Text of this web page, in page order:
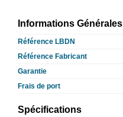
Informations Générales
Référence LBDN
Référence Fabricant
Garantie
Frais de port
Spécifications